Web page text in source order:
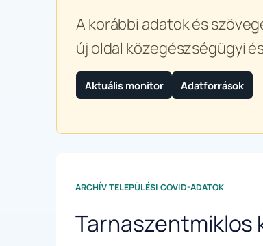
A korábbi adatok és
új oldal közegészségügyi
Aktuális monitor Adatforrások
ARCHÍV TELEPÜLÉSI COVID-ADATOK